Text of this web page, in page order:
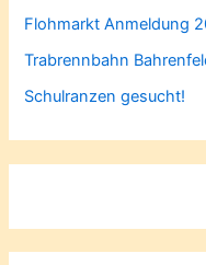
Flohmarkt Anmeldung
Trabrennbahn
Schulranzen gesucht!